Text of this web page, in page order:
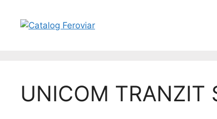
UNICOM TRANZIT